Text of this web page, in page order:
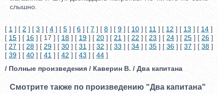
слышно.
[ 1 ] [ 2 ] [ 3 ] [ 4 ] [ 5 ] [ 6 ] [ 7 ] [ 8 ] [ 9 ] [ 10 ] [ 11 ] [ 12 ] [ 13 ] [ 14 ]
[ 15 ] [ 16 ] [ 17 ] [ 18 ] [ 19 ] [ 20 ] [ 21 ] [ 22 ] [ 23 ] [ 24 ] [ 25 ] [ 26 ]
[ 27 ] [ 28 ] [ 29 ] [ 30 ] [ 31 ] [ 32 ] [ 33 ] [ 34 ] [ 35 ] [ 36 ] [ 37 ] [ 38 ]
[ 39 ] [ 40 ] [ 41 ] [ 42 ] [ 43 ] [ 44 ]
/ Полные произведения / Каверин В. / Два капитана
Смотрите также по произведению "Два капитана"